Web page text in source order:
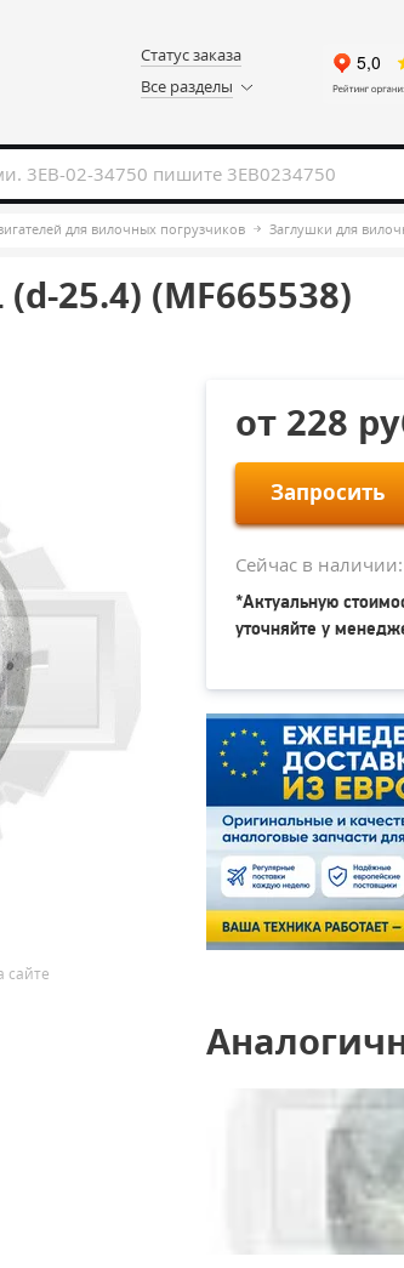
Статус заказа
Все разделы
для вилочных погрузчиков Заглушки для
25.4) (MF665538)
сайте
от 228
Запросить
Сейчас в наличии:
*Актуальную
уточняйте у